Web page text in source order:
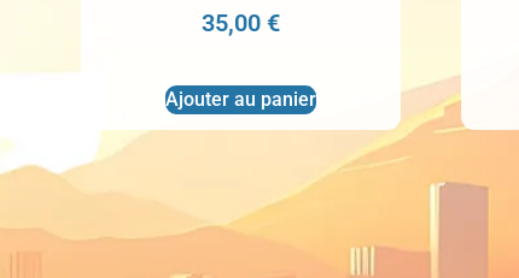
35,00€
Ajouter au panier